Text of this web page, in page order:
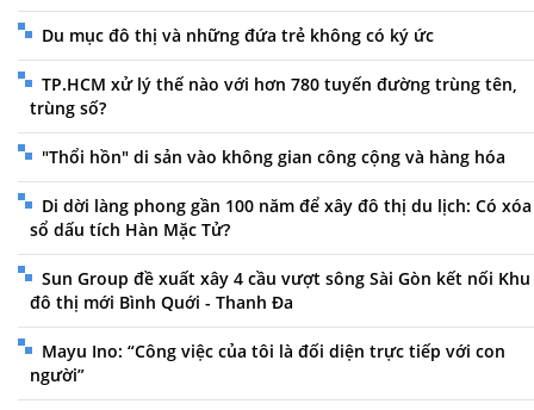
Du mục đô thị và những đứa trẻ không có ký ức
TP.HCM xử lý thế nào với hơn 780 tuyến đường trùng tên,
trùng số?
"Thổi hồn" di sản vào không gian công cộng và hàng hóa
Di dời làng phong gần 100 năm để xây đô thị du lịch: Có xóa
sổ dấu tích Hàn Mặc Tử?
Sun Group đề xuất xây 4 cầu vượt sông Sài Gòn kết nối Khu
đô thị mới Bình Quới - Thanh Đa
Mayu Ino: “Công việc của tôi là đối diện trực tiếp với con
người”